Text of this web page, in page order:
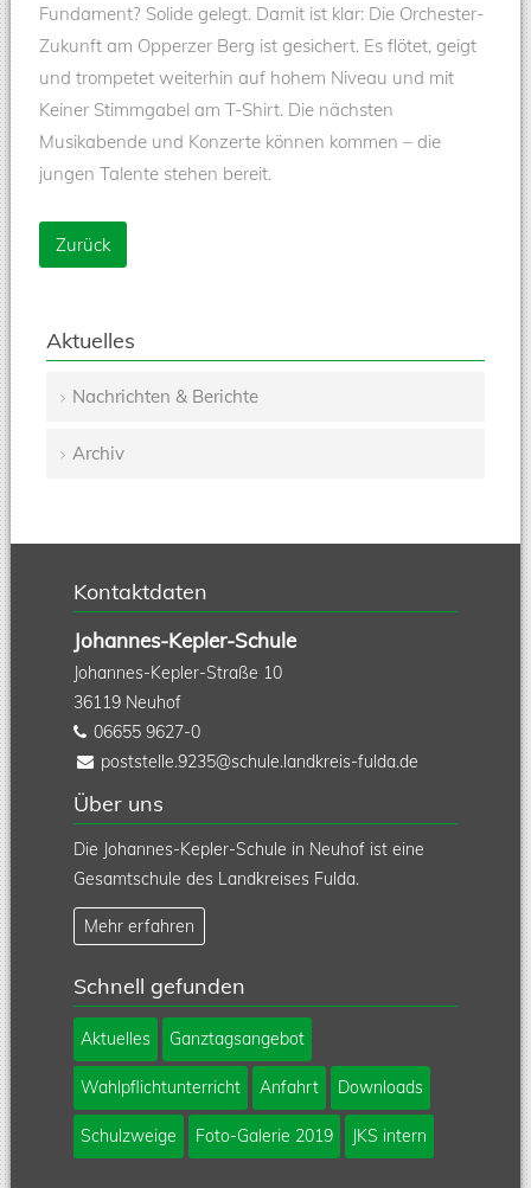
Fundament? Solide gelegt. Damit ist klar: Die Orchester-
Zukunft am Opperzer Berg ist gesichert. Es flötet, geigt
und trompetet weiterhin auf hohem Niveau und mit
Keiner Stimmgabel am T-Shirt. Die nächsten
Musikabende und Konzerte können kommen – die
jungen Talente stehen bereit.
Zurück
Aktuelles
überspringen
Nachrichten & Berichte
Archiv
Kontaktdaten
Johannes-Kepler-Schule
Johannes-Kepler-Straße 10
36119 Neuhof
06655 9627-0
poststelle.9235@schule.landkreis-fulda.de
Über uns
Die Johannes-Kepler-Schule in Neuhof ist eine
Gesamtschule des Landkreises Fulda.
Mehr erfahren
Schnell gefunden
Navigation
überspringen
Aktuelles Ganztagsangebot
Wahlpflichtunterricht Anfahrt Downloads
Schulzweige Foto-Galerie 2019 JKS intern